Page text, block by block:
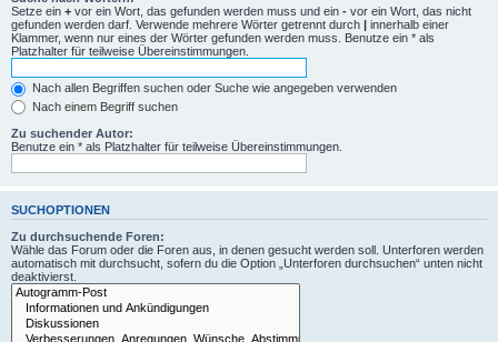
Setze ein + vor ein Wort, das gefunden werden muss und ein - vor ein Wort, das nicht
gefunden werden darf. Verwende mehrere Wörter getrennt durch | innerhalb einer
Klammer, wenn nur eines der Wörter gefunden werden muss. Benutze ein * als
Platzhalter für teilweise Übereinstimmungen.
Nach allen Begriffen suchen oder Suche wie angegeben verwenden
Nach einem Begriff suchen
Zu suchender Autor:
Benutze ein * als Platzhalter für teilweise Übereinstimmungen.
SUCHOPTIONEN
Zu durchsuchende Foren:
Wähle das Forum oder die Foren aus, in denen gesucht werden soll. Unterforen werden
automatisch mit durchsucht, sofern du die Option „Unterforen durchsuchen“ unten nicht
deaktivierst.